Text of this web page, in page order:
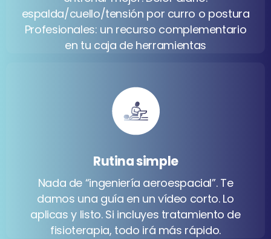
espalda/cuello/tensión por curro o postura
Profesionales: un recurso complementario
en tu caja de herramientas
Rutina simple
Nada de “ingeniería aeroespacial”. Te
damos una guía en un vídeo corto. Lo
aplicas y listo. Si incluyes tratamiento de
fisioterapia, todo irá más rápido.